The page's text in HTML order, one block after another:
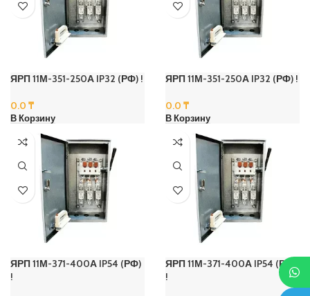
ЯРП 11М-351-250А IP32 (РФ) !
0.0 ₸
В Корзину
ЯРП 11М-351-250А IP32 (РФ) !
0.0 ₸
В Корзину
ЯРП 11М-371-400А IP54 (РФ)
!
ЯРП 11М-371-400А IP54 (РФ)
!